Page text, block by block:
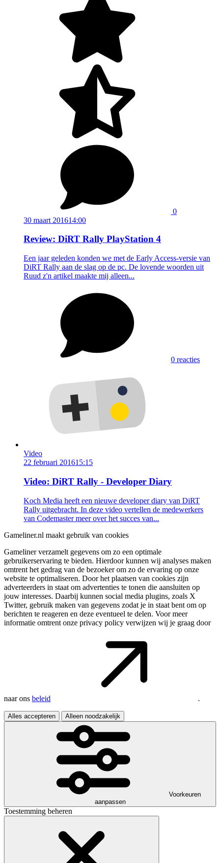
0
30 maart 201614:00
Review: DiRT Rally PlayStation 4
Een jaar geleden konden we met de Early Access-versie van
DiRT Rally aan de slag op de pc. De lovende woorden uit
Ruud z'n artikel maakte mij alleen...
0 reacties
Video
22 februari 201615:15
Video: DiRT Rally - Developer Diary
Koch Media heeft een nieuwe developer diary van DiRT
Rally uitgebracht. In deze video vertellen de medewerkers
van Codemaster meer over het succes van...
Gameliner.nl maakt gebruik van cookies
Gameliner verzamelt gegevens om zo een optimale
gebruikerservaring te bieden. Hierdoor kunnen wij analyses maken
omtrent het gedrag van de bezoeker om zo de ervaring op onze
website te optimaliseren. Door het plaatsen van cookies zijn
adverteerders in staat om advertenties te tonen die aansluiten op
jouw interesses. Daarbij kunnen social media plugins, zoals X
Twitter, gebruik maken van gegevens zodat je in staat bent om op
berichten te reageren en deze eventueel te delen. Voor meer
informatie omtrent onze privacy policy verwijzen wij je graag door
naar ons beleid .
Alles accepteren Alleen noodzakelijk
Voorkeuren
aanpassen
Toestemming beheren